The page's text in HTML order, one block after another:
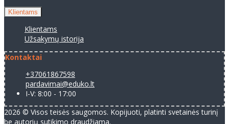
Klientams
Klientams
Užsakymų istorija
Kontaktai
+37061867598
pardavimai@eduko.lt
I-V: 8:00 - 17:00
2026 © Visos teisės saugomos. Kopijuoti, platinti svetainės turinį
be autorių sutikimo draudžiama.